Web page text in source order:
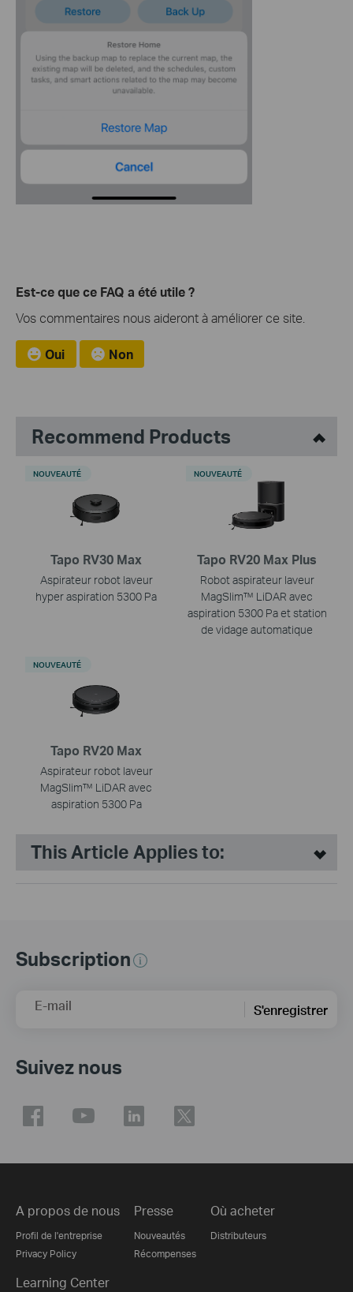
Est-ce que ce FAQ a été utile ?
Vos commentaires nous aideront à améliorer ce site.
Oui Non
Recommend Products
Tapo RV30 Max
Aspirateur robot laveur
hyper aspiration 5300 Pa
NOUVEAUTÉ
Tapo RV20 Max Plus
Robot aspirateur laveur
MagSlim™ LiDAR avec
aspiration 5300 Pa et station
de vidage automatique
NOUVEAUTÉ
Tapo RV20 Max
Aspirateur robot laveur
MagSlim™ LiDAR avec
aspiration 5300 Pa
NOUVEAUTÉ
This Article Applies to:
Subscription
E-mail S'enregistrer
Suivez nous
A propos de nous
Profil de l'entreprise
Privacy Policy
Presse
Nouveautés
Récompenses
Où acheter
Distributeurs
Learning Center